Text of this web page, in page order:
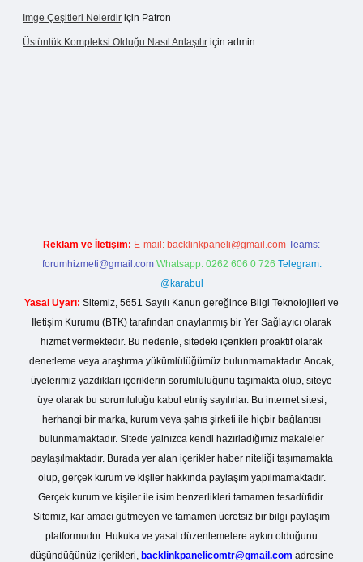
Imge Çeşitleri Nelerdir için Patron
Üstünlük Kompleksi Olduğu Nasıl Anlaşılır için admin
Reklam ve İletişim: E-mail: backlinkpaneli@gmail.com Teams:
forumhizmeti@gmail.com Whatsapp: 0262 606 0 726 Telegram:
@karabul
Yasal Uyarı: Sitemiz, 5651 Sayılı Kanun gereğince Bilgi Teknolojileri ve
İletişim Kurumu (BTK) tarafından onaylanmış bir Yer Sağlayıcı olarak
hizmet vermektedir. Bu nedenle, sitedeki içerikleri proaktif olarak
denetleme veya araştırma yükümlülüğümüz bulunmamaktadır. Ancak,
üyelerimiz yazdıkları içeriklerin sorumluluğunu taşımakta olup, siteye
üye olarak bu sorumluluğu kabul etmiş sayılırlar. Bu internet sitesi,
herhangi bir marka, kurum veya şahıs şirketi ile hiçbir bağlantısı
bulunmamaktadır. Sitede yalnızca kendi hazırladığımız makaleler
paylaşılmaktadır. Burada yer alan içerikler haber niteliği taşımamakta
olup, gerçek kurum ve kişiler hakkında paylaşım yapılmamaktadır.
Gerçek kurum ve kişiler ile isim benzerlikleri tamamen tesadüfidir.
Sitemiz, kar amacı gütmeyen ve tamamen ücretsiz bir bilgi paylaşım
platformudur. Hukuka ve yasal düzenlemelere aykırı olduğunu
düşündüğünüz içerikleri, backlinkpanelicomtr@gmail.com adresine